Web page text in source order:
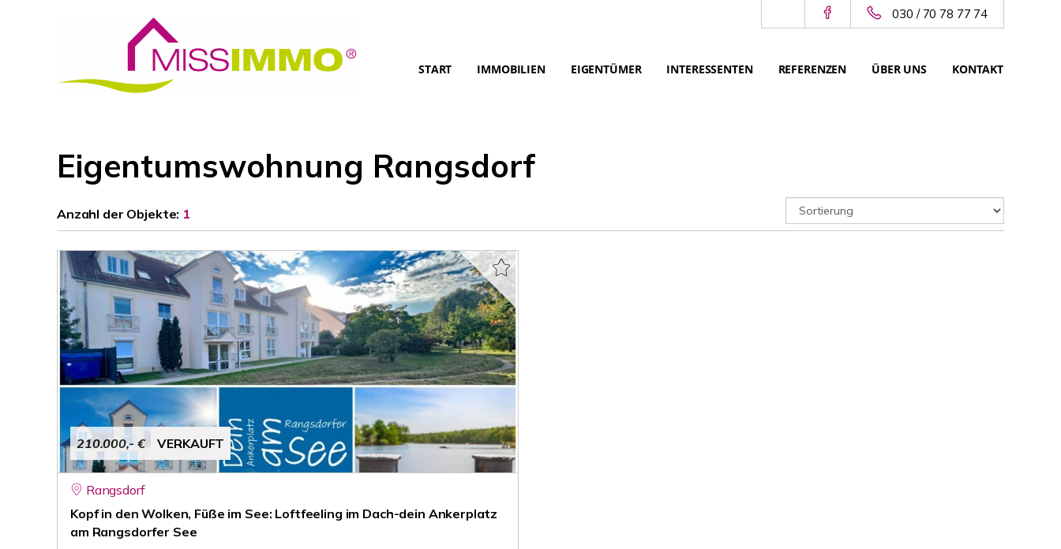
030 / 70 78 77 74
START IMMOBILIEN EIGENTÜMER INTERESSENTEN REFERENZEN ÜBER UNS KONTAKT
Eigentumswohnung Rangsdorf
Anzahl der Objekte: 1
210.000,- € VERKAUFT
Rangsdorf
Kopf in den Wolken, Füße im See: Loftfeeling im Dach-dein Ankerplatz
am Rangsdorfer See